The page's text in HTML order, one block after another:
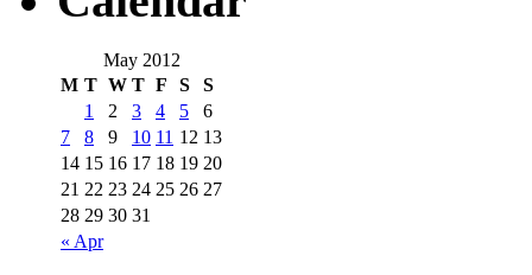
May 2012
M T W T F S S
« Apr
1 2 3 4 5
6
7
8 9 10 11 12 13
14 15 16 17 18 19 20
21 22 23 24 25 26 27
28 29 30 31